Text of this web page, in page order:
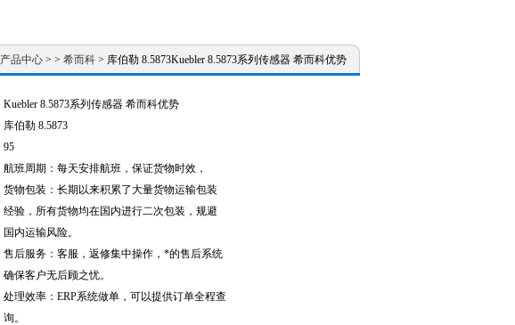
产品中心 > > 希而科 > 库伯勒 8.5873Kuebler 8.5873系列传感器 希而科优势
Kuebler 8.5873系列传感器 希而科优势
库伯勒 8.5873
95
航班周期：每天安排航班，保证货物时效，
货物包装：长期以来积累了大量货物运输包装
经验，所有货物均在国内进行二次包装，规避
国内运输风险。
售后服务：客服，返修集中操作，*的售后系统
确保客户无后顾之忧。
处理效率：ERP系统做单，可以提供订单全程查
询。